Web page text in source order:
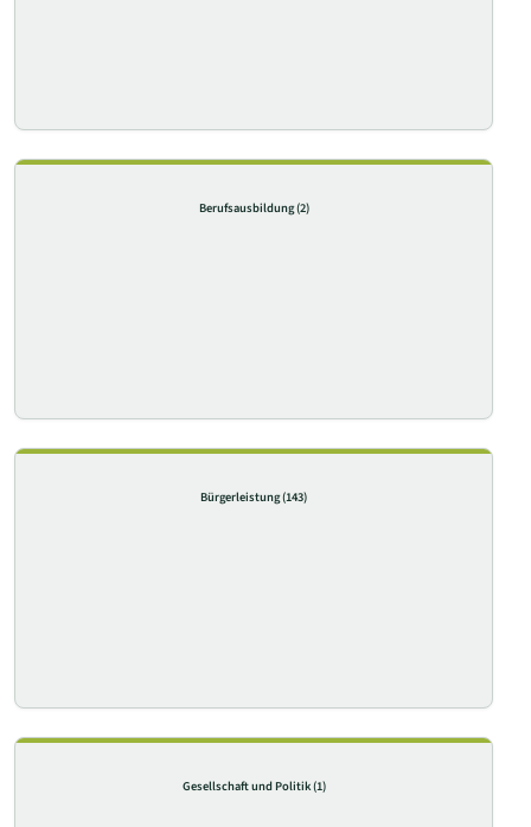
Berufsausbildung(2)
Bürgerleistung(143)
Gesellschaft und Politik(1)